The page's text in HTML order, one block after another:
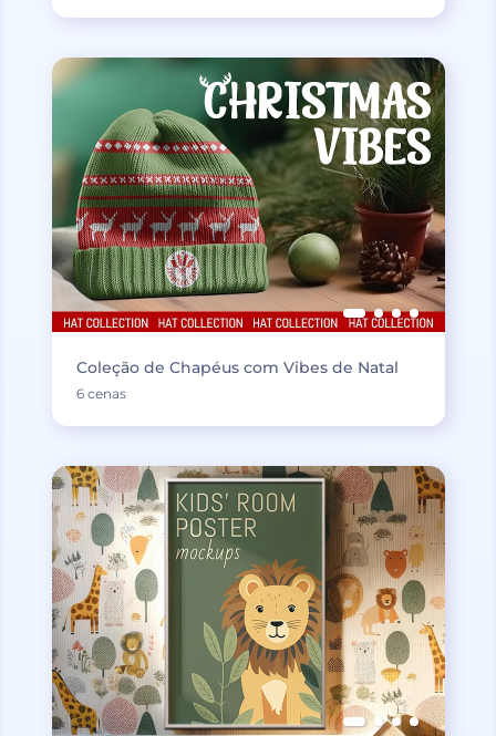
Coleção de Chapéus com Vibes de Natal
6 cenas